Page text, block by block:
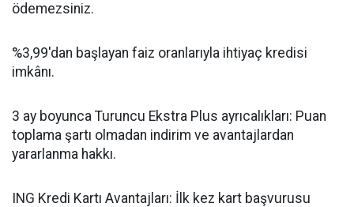
ödemezsiniz.
%3,99'dan başlayan faiz oranlarıyla ihtiyaç kredisi
imkânı.
3 ay boyunca Turuncu Ekstra Plus ayrıcalıkları: Puan
toplama şartı olmadan indirim ve avantajlardan
yararlanma hakkı.
ING Kredi Kartı Avantajları: İlk kez kart başvurusu